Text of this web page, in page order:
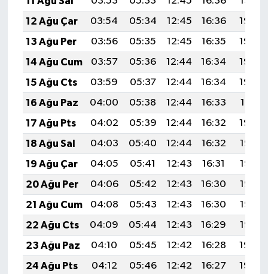
12 Ağu Çar
03:54 05:34 12:45 16:36
19:46
13 Ağu Per
03:56 05:35 12:45 16:35
19:45
14 Ağu Cum
03:57 05:36 12:44 16:34
19:43
15 Ağu Cts
03:59 05:37 12:44 16:34
19:42
16 Ağu Paz
04:00 05:38 12:44 16:33
19:41
17 Ağu Pts
04:02 05:39 12:44 16:32
19:39
18 Ağu Sal
04:03 05:40 12:44 16:32
19:38
19 Ağu Çar
04:05 05:41 12:43 16:31
19:36
20 Ağu Per
04:06 05:42 12:43 16:30
19:35
21 Ağu Cum
04:08 05:43 12:43 16:30
19:33
22 Ağu Cts
04:09 05:44 12:43 16:29
19:32
23 Ağu Paz
04:10 05:45 12:42 16:28
19:30
24 Ağu Pts
04:12 05:46 12:42 16:27
19:29